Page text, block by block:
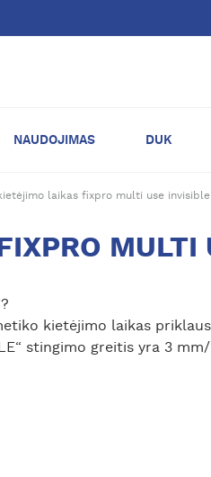
NAUDOJIMAS DUK
laikas fixpro multi use
MULTI
kietėjimo laikas
stingimo greitis yra 3